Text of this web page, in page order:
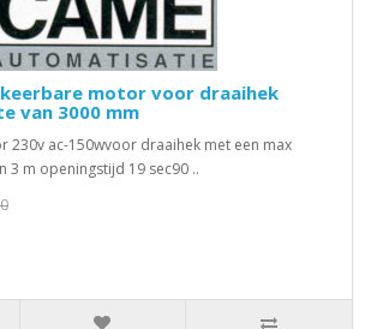
motor voor draaihek
van 3000 mm
230v ac-150wvoor draaihek met een max
3 m openingstijd 19 sec90 ..